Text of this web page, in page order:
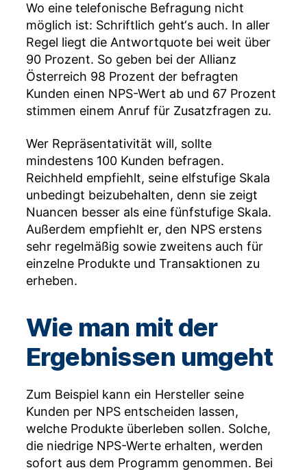
Wo eine telefonische Befragung nicht
möglich ist: Schriftlich geht‘s auch. In aller
Regel liegt die Antwortquote bei weit über
90 Prozent. So geben bei der Allianz
Österreich 98 Prozent der befragten
Kunden einen NPS-Wert ab und 67 Prozent
stimmen einem Anruf für Zusatzfragen zu.
Wer Repräsentativität will, sollte
mindestens 100 Kunden befragen.
Reichheld empfiehlt, seine elfstufige Skala
unbedingt beizubehalten, denn sie zeigt
Nuancen besser als eine fünfstufige Skala.
Außerdem empfiehlt er, den NPS erstens
sehr regelmäßig sowie zweitens auch für
einzelne Produkte und Transaktionen zu
erheben.
Wie man mit der
Ergebnissen umgeht
Zum Beispiel kann ein Hersteller seine
Kunden per NPS entscheiden lassen,
welche Produkte überleben sollen. Solche,
die niedrige NPS-Werte erhalten, werden
sofort aus dem Programm genommen. Bei